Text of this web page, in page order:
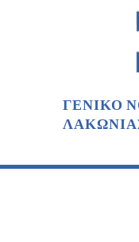
ΓΕΝΙΚΟ